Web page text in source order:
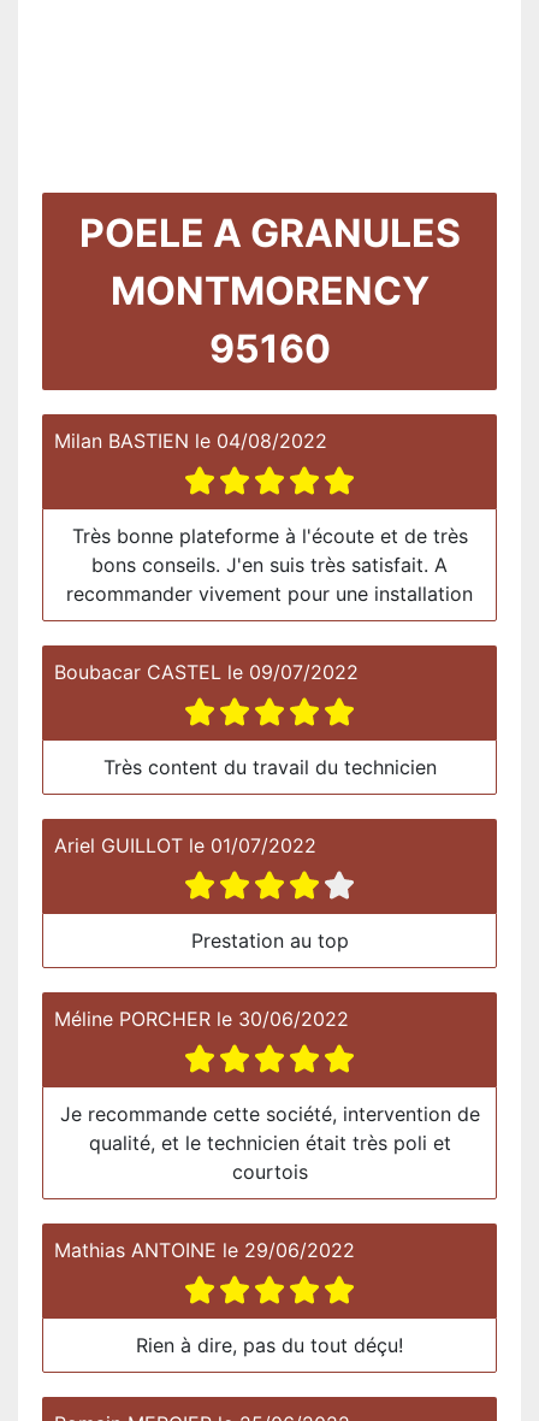
POELE A GRANULES
MONTMORENCY
95160
Milan BASTIEN le 04/08/2022
Très bonne plateforme à l'écoute et de très
bons conseils. J'en suis très satisfait. A
recommander vivement pour une installation
Boubacar CASTEL le 09/07/2022
Très content du travail du technicien
Ariel GUILLOT le 01/07/2022
Prestation au top
Méline PORCHER le 30/06/2022
Je recommande cette société, intervention de
qualité, et le technicien était très poli et
courtois
Mathias ANTOINE le 29/06/2022
Rien à dire, pas du tout déçu!